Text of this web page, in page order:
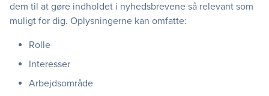
dem til at gøre indholdet i nyhedsbrevene så relevant som
muligt for dig. Oplysningerne kan omfatte:
Rolle
Interesser
Arbejdsområde